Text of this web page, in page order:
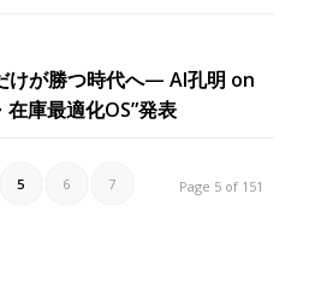
けが勝つ時代へ— AI孔明 on
在庫最適化OS”発表
Page 5 of 151
5 6 7